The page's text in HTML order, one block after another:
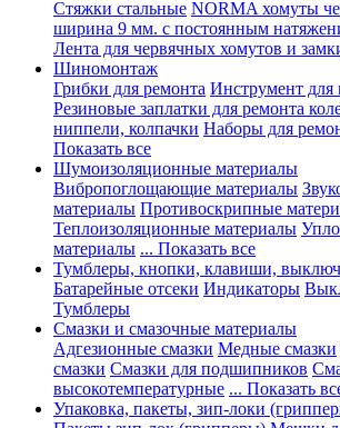
Стяжки стальные NORMA хомуты
ширина 9 мм. с постоянным
Лента для червячных хомутов и
Шиномонтаж
Грибки для ремонта Инструмент
Резиновые заплатки для ремонта
ниппели, колпачки Наборы для
Показать все
Шумоизоляционные материалы
Вибропоглощающие материалы
материалы Противоскрипные
Теплоизоляционные материалы
материалы ... Показать все
Тумблеры, кнопки, клавиши,
Батарейные отсеки Индикаторы
Тумблеры
Смазки и смазочные материалы
Адгезионные смазки Медные смазки
смазки Смазки для подшипников
высокотемпературные ... Показать
Упаковка, пакеты, зип-локи